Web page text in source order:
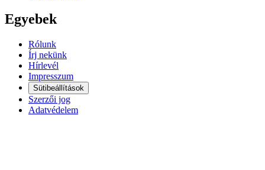
Egyebek
Rólunk
Írj nekünk
Hírlevél
Impresszum
Sütibeállítások
Szerzői jog
Adatvédelem